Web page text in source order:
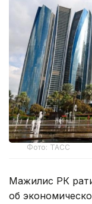
Фото: ТАСС
Мажилис РК
об